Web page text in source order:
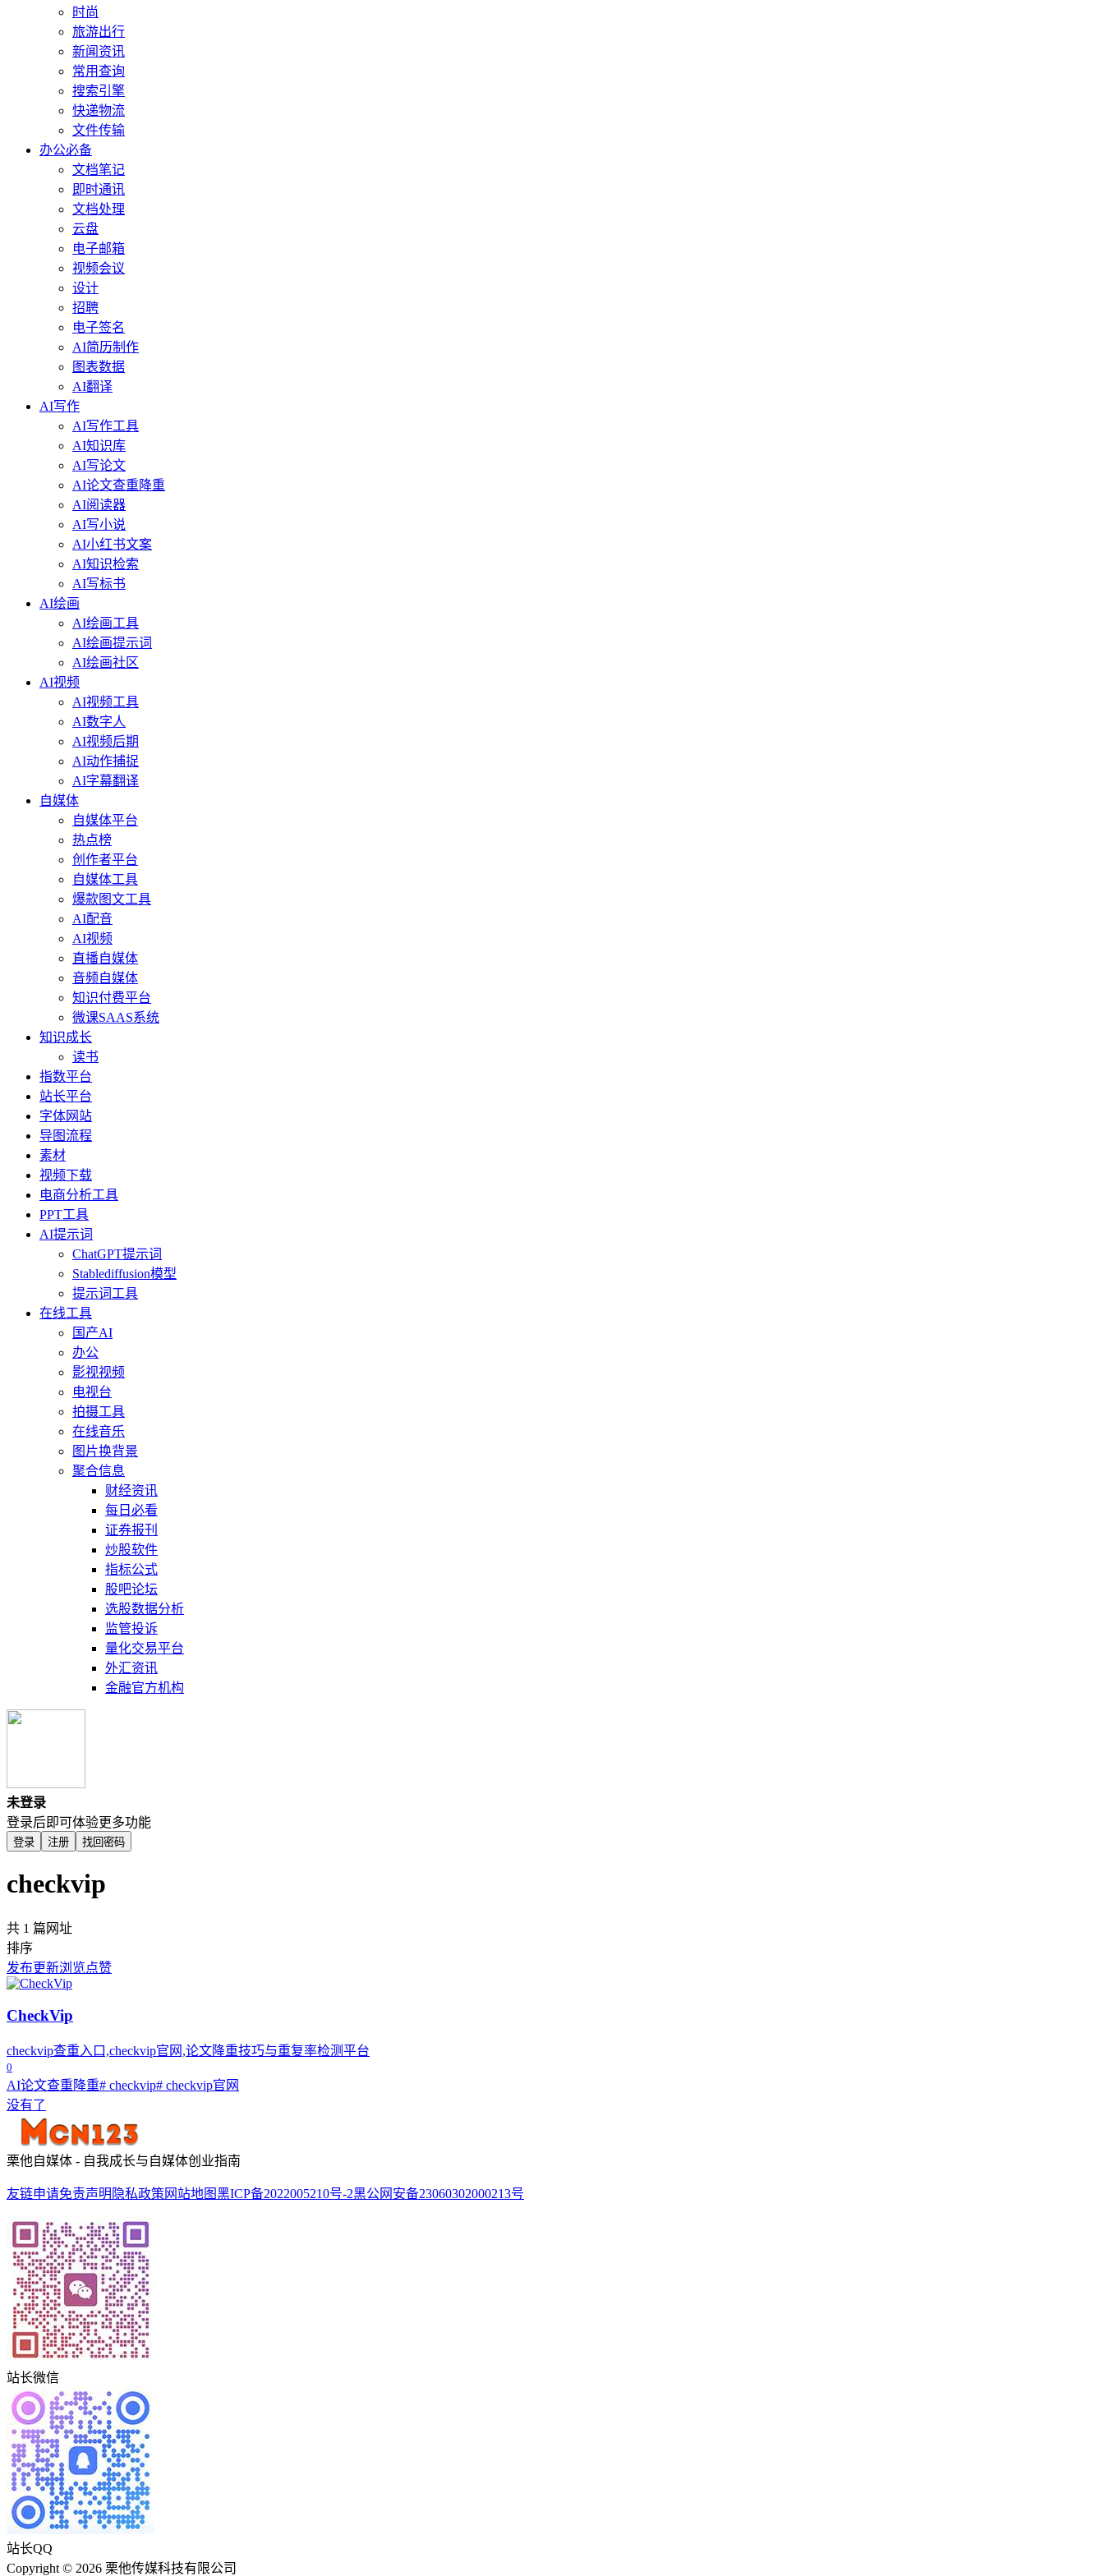
时尚
旅游出行
新闻资讯
常用查询
搜索引擎
快递物流
文件传输
办公必备
文档笔记
即时通讯
文档处理
云盘
电子邮箱
视频会议
设计
招聘
电子签名
AI简历制作
图表数据
AI翻译
AI写作
AI写作工具
AI知识库
AI写论文
AI论文查重降重
AI阅读器
AI写小说
AI小红书文案
AI知识检索
AI写标书
AI绘画
AI绘画工具
AI绘画提示词
AI绘画社区
AI视频
AI视频工具
AI数字人
AI视频后期
AI动作捕捉
AI字幕翻译
自媒体
自媒体平台
热点榜
创作者平台
自媒体工具
爆款图文工具
AI配音
AI视频
直播自媒体
音频自媒体
知识付费平台
微课SAAS系统
知识成长
读书
指数平台
站长平台
字体网站
导图流程
素材
视频下载
电商分析工具
PPT工具
AI提示词
ChatGPT提示词
Stablediffusion模型
提示词工具
在线工具
国产AI
办公
影视视频
电视台
拍摄工具
在线音乐
图片换背景
聚合信息
财经资讯
每日必看
证券报刊
炒股软件
指标公式
股吧论坛
选股数据分析
监管投诉
量化交易平台
外汇资讯
金融官方机构
未登录
登录后即可体验更多功能
登录 注册 找回密码
checkvip
共 1 篇网址
排序
发布更新浏览点赞
CheckVip
checkvip查重入口,checkvip官网,论文降重技巧与重复率检测平台
0
AI论文查重降重# checkvip# checkvip官网
没有了
栗他自媒体 - 自我成长与自媒体创业指南
友链申请免责声明 隐私政策 网站地图黑ICP备2022005210号-2黑公网安备23060302000213号
站长微信
站长QQ
Copyright © 2026 栗他传媒科技有限公司